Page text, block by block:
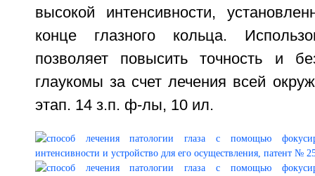
высокой интенсивности,
конце глазного кольца.
позволяет повысить точность и
глаукомы за счет лечения всей
этап. 14 з.п. ф-лы, 10 ил.